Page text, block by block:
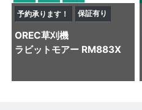
予約承ります！ 保証有り
OREC草刈機
ラビットモアー RM883X